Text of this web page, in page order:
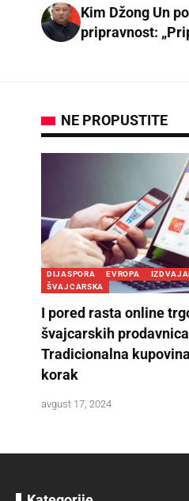
Kim Džong Un
pripravnost:
NE PROPUSTITE
DIJASPORA EVROPA
ŠVAJCARSKA
I pored rasta online
švajcarskih
Tradicionalna
korak
avgust 17, 2024